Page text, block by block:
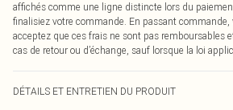
affichés comme une ligne distincte lors du
finalisiez votre commande. En passant commande,
acceptez que ces frais ne sont pas remboursables
cas de retour ou d’échange, sauf lorsque la loi
DÉTAILS ET ENTRETIEN DU PRODUIT